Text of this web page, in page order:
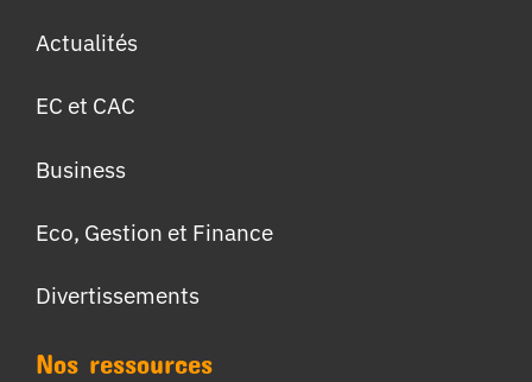
Actualités
EC et CAC
Business
Eco, Gestion et Finance
Divertissements
Nos ressources